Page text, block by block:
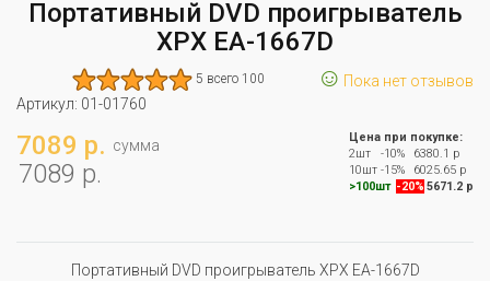
Портативный DVD проигрыватель
XPX EA-1667D
5 всего 100 ☺ Пока нет отзывов
Артикул: 01-01760
7089 р. сумма
7089 р.
Цена при покупке:
2шт
-10%
6380.1 р
10шт -15%
6025.65 р
>100шт -20% 5671.2 р
Портативный DVD проигрыватель XPX EA-1667D